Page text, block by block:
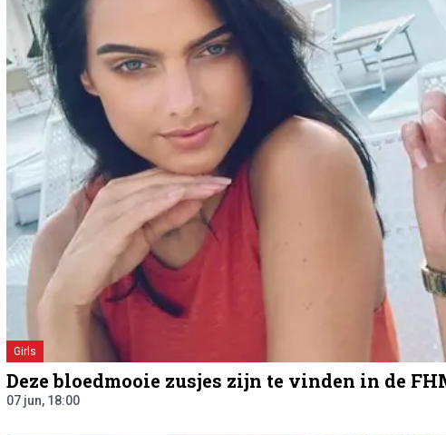
Girls
Deze bloedmooie zusjes zijn te vinden in de
07 jun, 18:00